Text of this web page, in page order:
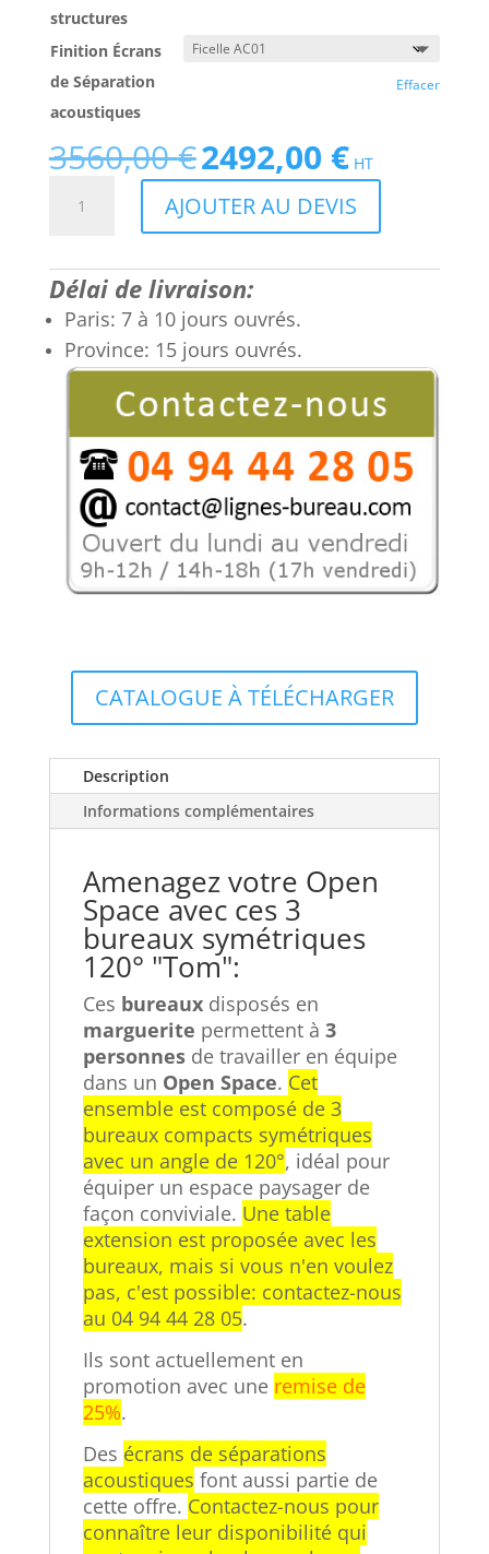
structures
Finition Écrans
de Séparation
acoustiques
Effacer
3560,00€ Le
prix
initial
était :
2492,00 €Le
prix
actuel
est :
HT
space
3
personnes
en
marguerite
postes
AJOUTER AU DEVIS
Délai de livraison:
Paris: 7 à 10 jours ouvrés.
Province: 15 jours ouvrés.
CATALOGUE À TÉLÉCHARGER
Description
Informations complémentaires
Amenagez votre Open
Space avec ces 3
bureaux symétriques
120° "Tom":
Ces bureauxdisposés en
marguerite permettent à 3
personnesde travailler en équipe
dans un Open Space. Cet
ensemble est composé de 3
bureaux compacts symétriques
avec un angle de 120°, idéal pour
équiper un espace paysager de
façon conviviale. Une table
extension est proposée avec les
bureaux, mais si vous n'en voulez
pas, c'est possible: contactez-nous
au 04 94 44 28 05.
Ils sont actuellement en
promotion avec une remise de
25%.
Des écrans de séparations
acoustiques font aussi partie de
cette offre. Contactez-nous pour
connaître leur disponibilité qui